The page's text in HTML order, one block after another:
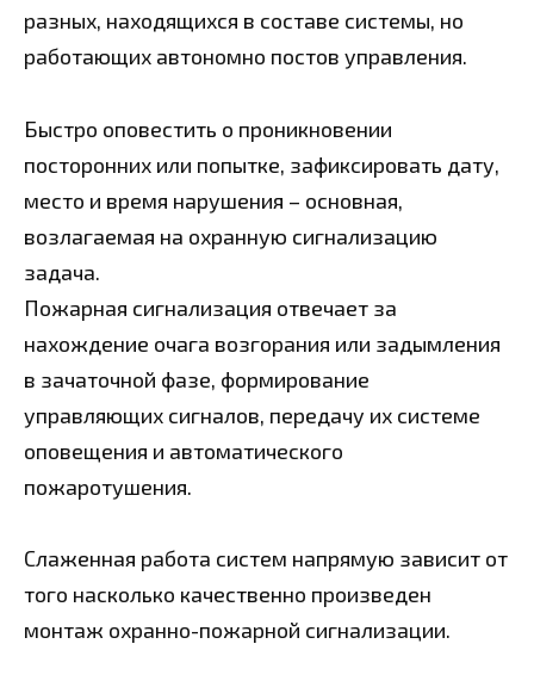
разных, находящихся в составе системы, но
работающих автономно постов управления.
Быстро оповестить о проникновении
посторонних или попытке, зафиксировать дату,
место и время нарушения – основная,
возлагаемая на охранную сигнализацию
задача.
Пожарная сигнализация отвечает за
нахождение очага возгорания или задымления
в зачаточной фазе, формирование
управляющих сигналов, передачу их системе
оповещения и автоматического
пожаротушения.
Слаженная работа систем напрямую зависит от
того насколько качественно произведен
монтаж охранно-пожарной сигнализации.